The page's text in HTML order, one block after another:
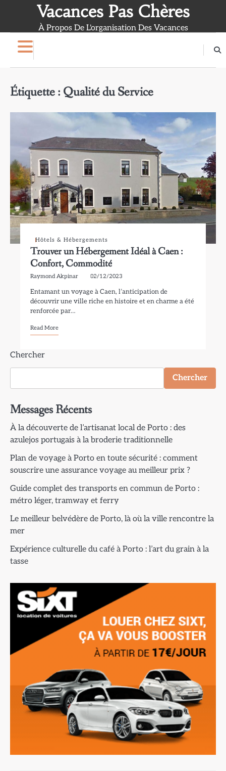
Vacances Pas Chères
À Propos De L'organisation Des Vacances
Étiquette : Qualité du Service
Hôtels & Hébergements
Trouver un Hébergement Idéal à Caen :
Confort, Commodité
Raymond Akpinar 02/12/2023
Entamant un voyage à Caen, l’anticipation de
découvrir une ville riche en histoire et en charme a été
renforcée par…
Read More
Chercher
Chercher
Messages Récents
À la découverte de l’artisanat local de Porto : des
azulejos portugais à la broderie traditionnelle
Plan de voyage à Porto en toute sécurité : comment
souscrire une assurance voyage au meilleur prix ?
Guide complet des transports en commun de Porto :
métro léger, tramway et ferry
Le meilleur belvédère de Porto, là où la ville rencontre la
mer
Expérience culturelle du café à Porto : l’art du grain à la
tasse